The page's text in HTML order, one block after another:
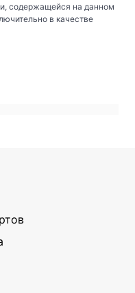
содержащейся на данном
в качестве